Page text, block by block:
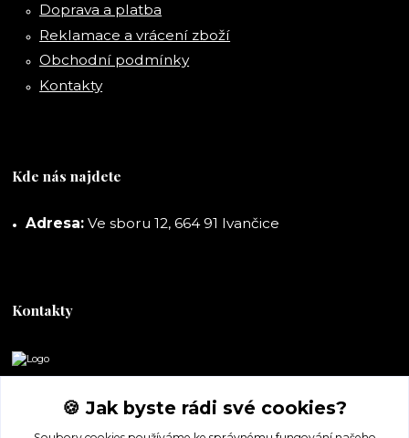
Doprava a platba
Reklamace a vrácení zboží
Obchodní podmínky
Kontakty
Kde nás najdete
Adresa: Ve sboru 12, 664 91 Ivančice
Kontakty
+420 777 247 722
🍪 Jak byste rádi své cookies?